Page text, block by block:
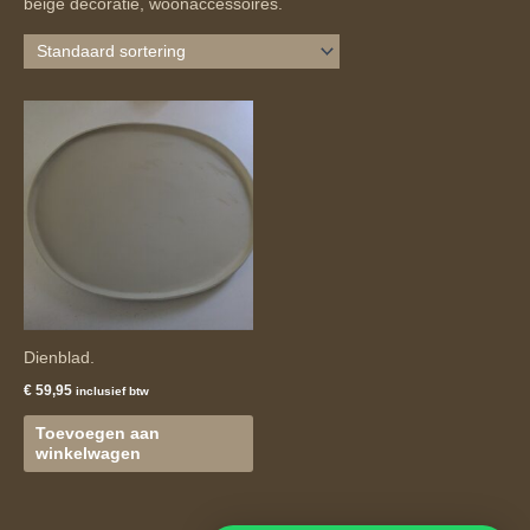
beige decoratie, woonaccessoires.
Dienblad.
€ 59,95 inclusief btw
Toevoegen aan
winkelwagen